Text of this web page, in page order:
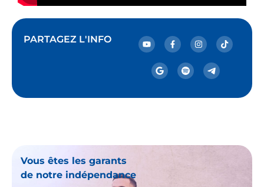
PARTAGEZ L'INFO
Vous êtes les garants
de notre indépendance